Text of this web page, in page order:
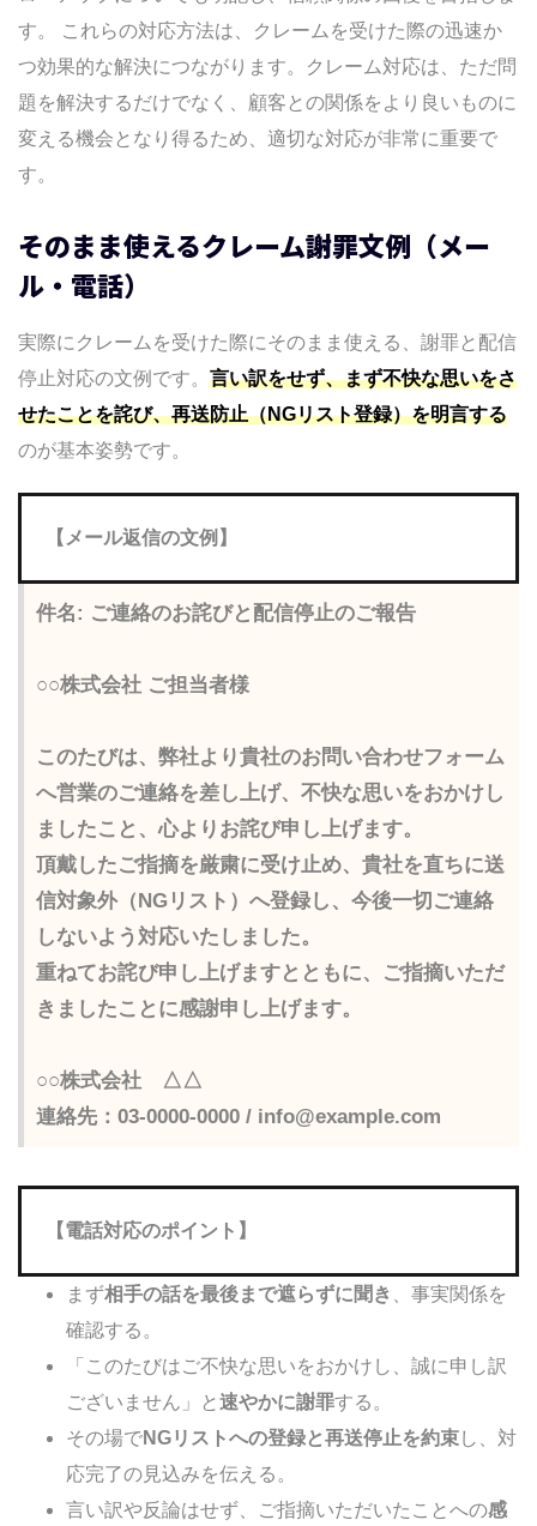
す。 これらの対応方法は、クレームを受けた際の迅速か
つ効果的な解決につながります。クレーム対応は、ただ問
題を解決するだけでなく、顧客との関係をより良いものに
変える機会となり得るため、適切な対応が非常に重要で
す。
そのまま使えるクレーム謝罪文例（メー
ル・電話）
実際にクレームを受けた際にそのまま使える、謝罪と配信
停止対応の文例です。 言い訳をせず、まず不快な思いをさ
せたことを詫び、再送防止（NGリスト登録）を明言する
のが基本姿勢です。
【メール返信の文例】
件名: ご連絡のお詫びと配信停止のご報告
○○株式会社 ご担当者様
このたびは、弊社より貴社のお問い合わせフォーム
へ営業のご連絡を差し上げ、不快な思いをおかけし
ましたこと、心よりお詫び申し上げます。
頂戴したご指摘を厳粛に受け止め、貴社を直ちに送
信対象外（NGリスト）へ登録し、今後一切ご連絡
しないよう対応いたしました。
重ねてお詫び申し上げますとともに、ご指摘いただ
きましたことに感謝申し上げます。
○○株式会社 △△
連絡先：03-0000-0000 / info@example.com
【電話対応のポイント】
まず相手の話を最後まで遮らずに聞き
、事実関係を
確認する。
「このたびはご不快な思いをおかけし、誠に申し訳
ございません」と 速やかに謝罪する。
その場でNGリストへの登録と再送停止を約束し、対
応完了の見込みを伝える。
言い訳や反論はせず、ご指摘いただいたことへの感